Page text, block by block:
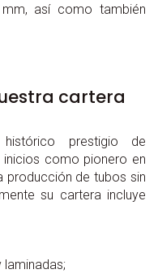
así como también
cartera
prestigio de
inicios como pionero en
producción de tubos sin
su cartera incluye
laminadas;